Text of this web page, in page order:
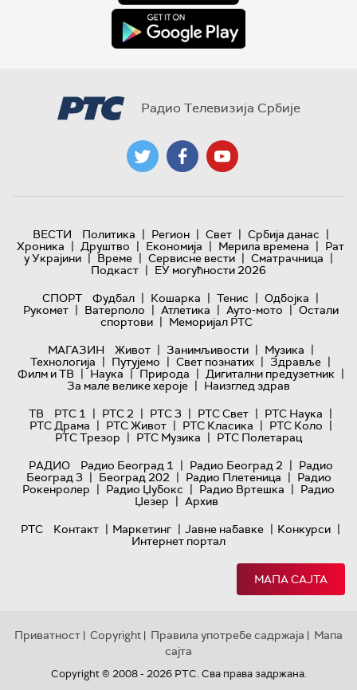
Радио Телевизија Србије
ВЕСТИ Политика | Регион | Свет | Србија данас |
Хроника | Друштво | Економија | Мерила времена | Рат
у Украјини | Време | Сервисне вести | Сматрачница |
Подкаст | ЕУ могућности 2026
СПОРТ
Фудбал | Кошарка | Тенис | Одбојка |
Рукомет | Ватерполо | Атлетика | Ауто-мото | Остали
спортови | Меморијал РТС
МАГАЗИН
Живот | Занимљивости | Музика |
Технологијa | Путујемо | Свет познатих | Здравље |
Филм и ТВ | Наука | Природа | Дигитални предузетник |
За мале велике хероје | Наизглед здрав
ТВ
РТС 1 | РТС 2 | РТС 3 | РТС Свет | РТС Наука |
РТС Драма | РТС Живот | РТС Класика | РТС Коло |
РТС Трезор | РТС Музика | РТС Полетарац
РАДИО
Радио Београд 1 | Радио Београд 2 | Радио
Београд 3 | Београд 202 | Радио Плетеница | Радио
Рокенролер | Радио Џубокс | Радио Вртешка | Радио
Џезер | Архив
РТС
Контакт | Маркетинг | Јавне набавке | Конкурси |
Интернет портал
МАПА САЈТА
Приватност | Copyright | Правила употребе садржаја | Мапа
сајта
Copyright © 2008 - 2026 РТС. Сва права задржана.